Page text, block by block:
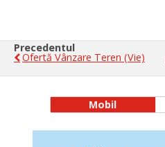
Precedentul
Ofertă Vânzare Teren (vie)
Mobil